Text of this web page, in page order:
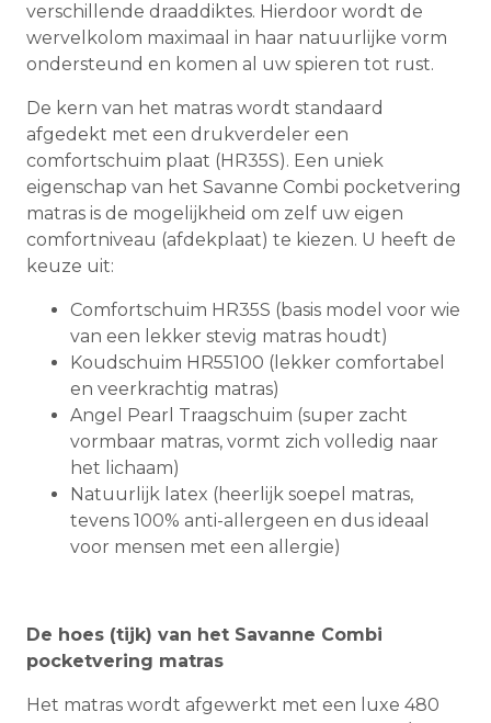
verschillende draaddiktes. Hierdoor wordt de
wervelkolom maximaal in haar natuurlijke vorm
ondersteund en komen al uw spieren tot rust.
De kern van het matras wordt standaard
afgedekt met een drukverdeler een
comfortschuim plaat (HR35S). Een uniek
eigenschap van het Savanne Combi pocketvering
matras is de mogelijkheid om zelf uw eigen
comfortniveau (afdekplaat) te kiezen. U heeft de
keuze uit:
Comfortschuim HR35S (basis model voor wie
van een lekker stevig matras houdt)
Koudschuim HR55100 (lekker comfortabel
en veerkrachtig matras)
Angel Pearl Traagschuim (super zacht
vormbaar matras, vormt zich volledig naar
het lichaam)
Natuurlijk latex (heerlijk soepel matras,
tevens 100% anti-allergeen en dus ideaal
voor mensen met een allergie)
De hoes (tijk) van het Savanne Combi
pocketvering matras
Het matras wordt afgewerkt met een luxe 480